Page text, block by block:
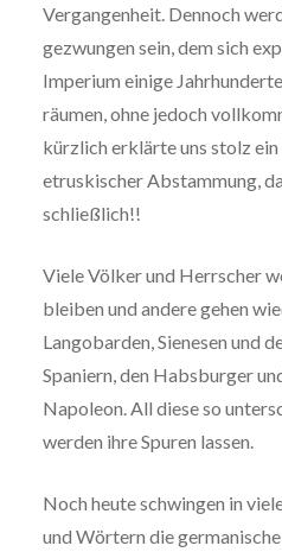
Vergangenheit. Dennoch
gezwungen sein, dem sich
Imperium einige
räumen, ohne jedoch
kürzlich erklärte uns stolz
etruskischer Abstammung,
schließlich!!
Viele Völker und Herrscher
bleiben und andere gehen
Langobarden, Sienesen und
Spaniern, den Habsburger
Napoleon. All diese so
werden ihre Spuren lassen.
Noch heute schwingen in
und Wörtern die